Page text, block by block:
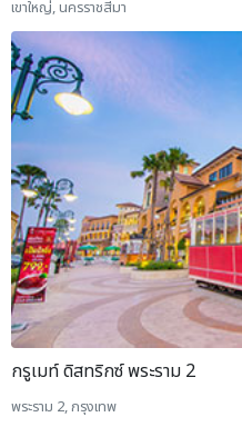
เขาใหญ่, นครราชสีมา
กรูเมท์ ดิสทริกซ์ พระราม 2
พระราม 2, กรุงเทพ